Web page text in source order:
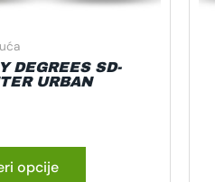
DEGREES SD-
URBAN
opcije